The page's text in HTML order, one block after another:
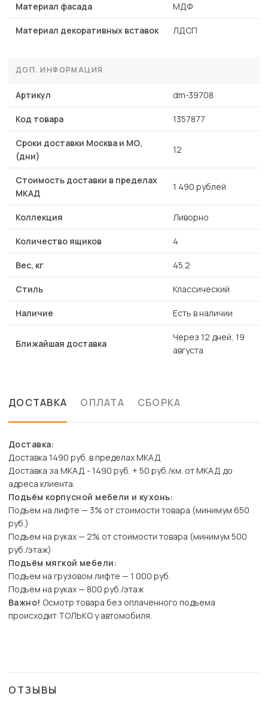
Материал фасада МДФ
Материал декоративных вставок ЛДСП
ДОП. ИНФОРМАЦИЯ
Артикул dm-39708
Код товара 1357877
Сроки доставки Москва и МО,
(дни)
12
Стоимость доставки в пределах
МКАД
1 490 рублей
Коллекция Ливорно
Количество ящиков 4
Вес, кг 45.2
Стиль Классический
Наличие Есть в наличии
Ближайшая доставка
Через 12 дней, 19
августа
ДОСТАВКА ОПЛАТА СБОРКА
Доставка:
Доставка 1490 руб. в пределах МКАД
Доставка за МКАД - 1490 руб. + 50 руб./км. от МКАД до
адреса клиента.
Подъём корпусной мебели и кухонь:
Подъем на лифте — 3% от стоимости товара (минимум 650
руб.)
Подъем на руках — 2% от стоимости товара (минимум 500
руб./этаж)
Подъём мягкой мебели:
Подъем на грузовом лифте — 1 000 руб.
Подъем на руках — 800 руб./этаж
Важно! Осмотр товара без оплаченного подъема
происходит ТОЛЬКО у автомобиля.
ОТЗЫВЫ